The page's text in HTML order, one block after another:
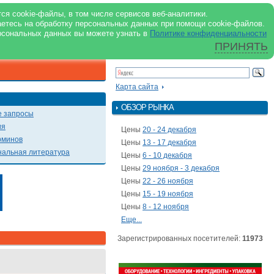
cookie-файлы, в том числе сервисов веб-аналитики.
на обработку персональных данных при помощи cookie-файлов.
данных вы можете узнать в Политике конфиденциальности
ПРИНЯТЬ
support@milkbranch.ru
О портале
Реклама в журнале
Реклама на портале
Архив номеров
запросы
литература
Карта сайта
ОБЗОР РЫНКА
Цены 20 - 24 декабря
Цены 13 - 17 декабря
Цены 6 - 10 декабря
Цены 29 ноября - 3 декабря
Цены 22 - 26 ноября
Цены 15 - 19 ноября
Цены 8 - 12 ноября
Еще...
Зарегистрированных посетителей: 11973